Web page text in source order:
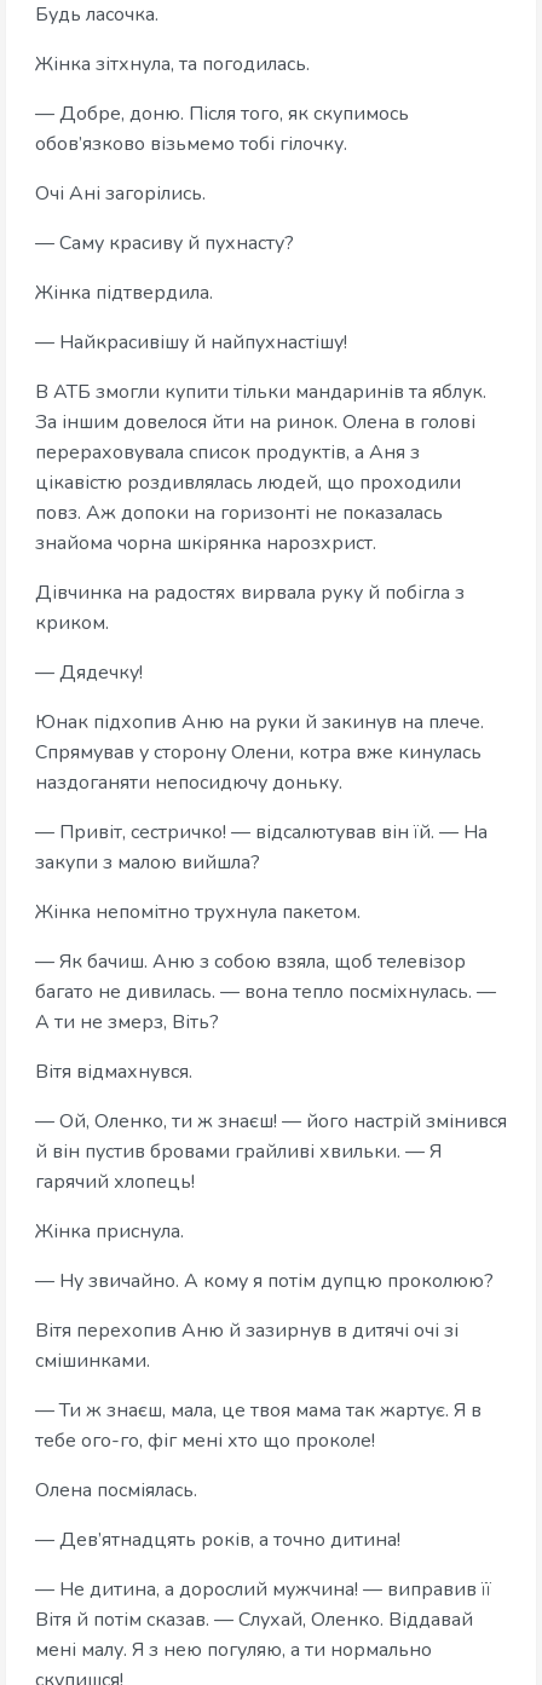
Будь ласочка.
Жінка зітхнула, та погодилась.
— Добре, доню. Після того, як скупимось
обов’язково візьмемо тобі гілочку.
Очі Ані загорілись.
— Саму красиву й пухнасту?
Жінка підтвердила.
— Найкрасивішу й найпухнастішу!
В АТБ змогли купити тільки мандаринів та яблук.
За іншим довелося йти на ринок. Олена в голові
перераховувала список продуктів, а Аня з
цікавістю роздивлялась людей, що проходили
повз. Аж допоки на горизонті не показалась
знайома чорна шкірянка нарозхрист.
Дівчинка на радостях вирвала руку й побігла з
криком.
— Дядечку!
Юнак підхопив Аню на руки й закинув на плече.
Спрямував у сторону Олени, котра вже кинулась
наздоганяти непосидючу доньку.
— Привіт, сестричко! — відсалютував він їй. — На
закупи з малою вийшла?
Жінка непомітно трухнула пакетом.
— Як бачиш. Аню з собою взяла, щоб телевізор
багато не дивилась. — вона тепло посміхнулась. —
А ти не змерз, Віть?
Вітя відмахнувся.
— Ой, Оленко, ти ж знаєш! — його настрій змінився
й він пустив бровами грайливі хвильки. — Я
гарячий хлопець!
Жінка приснула.
— Ну звичайно. А кому я потім дупцю проколюю?
Вітя перехопив Аню й зазирнув в дитячі очі зі
смішинками.
— Ти ж знаєш, мала, це твоя мама так жартує. Я в
тебе ого-го, фіг мені хто що проколе!
Олена посміялась.
— Дев’ятнадцять років, а точно дитина!
— Не дитина, а дорослий мужчина! — виправив її
Вітя й потім сказав. — Слухай, Оленко. Віддавай
мені малу. Я з нею погуляю, а ти нормально